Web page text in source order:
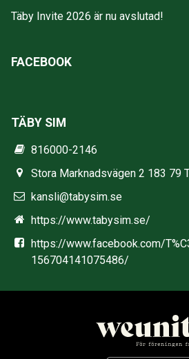
Täby Invite 2026 är nu avslutad!
FACEBOOK
TÄBY SIM
816000-2146
Stora Marknadsvägen 2 183 79
kansli@tabysim.se
https://www.tabysim.se/
https://www.facebook.com/
156704141075486/